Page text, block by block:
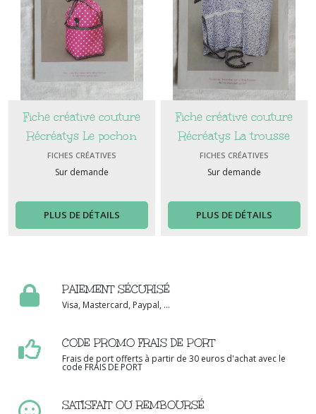
Fiche créative couture
Récréatys Le pochon
FICHES CRÉATIVES
Sur demande
PLUS DE DÉTAILS
Fiche créative couture
Récréatys La trousse
roulée
FICHES CRÉATIVES
Sur demande
PLUS DE DÉTAILS
PAIEMENT SÉCURISÉ
Visa, Mastercard, Paypal, ...
CODE PROMO FRAIS DE PORT
Frais de port offerts à partir de 30 euros d'achat avec le
code FRAIS DE PORT
SATISFAIT OU REMBOURSÉ